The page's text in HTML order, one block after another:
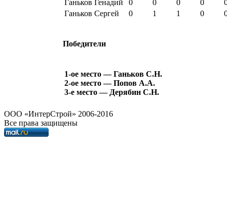
Ганьков Генадий
0 0 0 0
Ганьков Сергей
0 1 1 0
Победители
1-ое место — Ганьков С.Н.
2-ое место — Попов А.А.
3-е место — Дерябин С.Н.
OOO «ИнтерСтрой» 2006-2016
Все права защищены